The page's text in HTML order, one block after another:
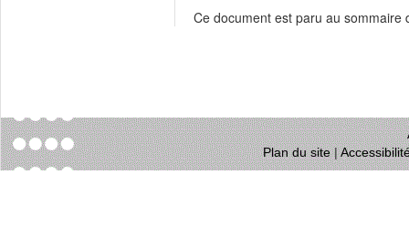
Ce document est paru au sommaire
Plan du site|